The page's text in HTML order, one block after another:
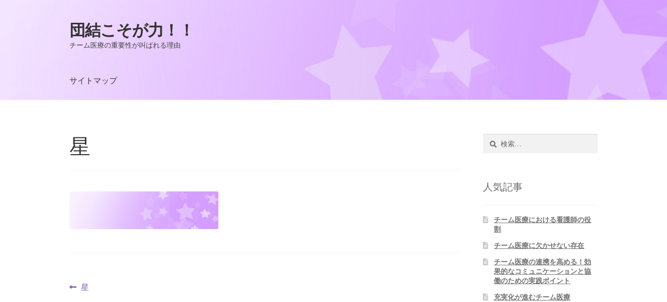
ナ
ビ
ゲ
シ
ョ
ン
キ
ッ
コ
ン
テ
ツ
へ
ス
プ
団結こそが力！！
チーム医療の重要性が叫ばれる理由
サイトマップ
医療を支える多職種チームの役割 成功の鍵を握る専門性とコミュニケーション
星
投前
星
人気記事
チーム医療における看護師の役
割
チーム医療に欠かせない存在
チーム医療の連携を高める！効
果的なコミュニケーションと協
働のための実践ポイント
充実化が進むチーム医療